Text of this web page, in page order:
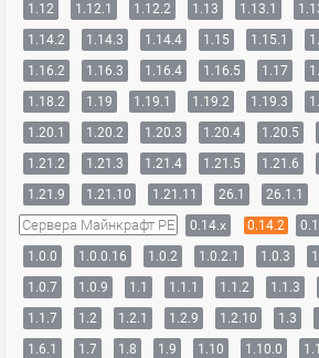
1.12
1.12.1 1.12.2 1.13 1.13.1
1.14.2
1.14.3 1.14.4 1.15 1.15.1
1.16.2
1.16.3 1.16.4 1.16.5 1.17
1.18.2
1.19 1.19.1 1.19.2 1.19.3
1.20.1
1.20.2 1.20.3 1.20.4 1.20.5
1.21.2
1.21.3 1.21.4 1.21.5 1.21.6
1.21.9
1.21.10 1.21.11 26.1 26.1.1
Сервера Майнкрафт PE 0.14.x 0.14.2
1.0.0
1.0.0.16 1.0.2 1.0.2.1 1.0.3
1.0.7
1.0.9 1.1 1.1.1 1.1.2 1.1.3
1.1.7
1.2 1.2.1 1.2.9 1.2.10 1.3
1.6.1
1.7 1.8 1.9 1.10 1.10.0